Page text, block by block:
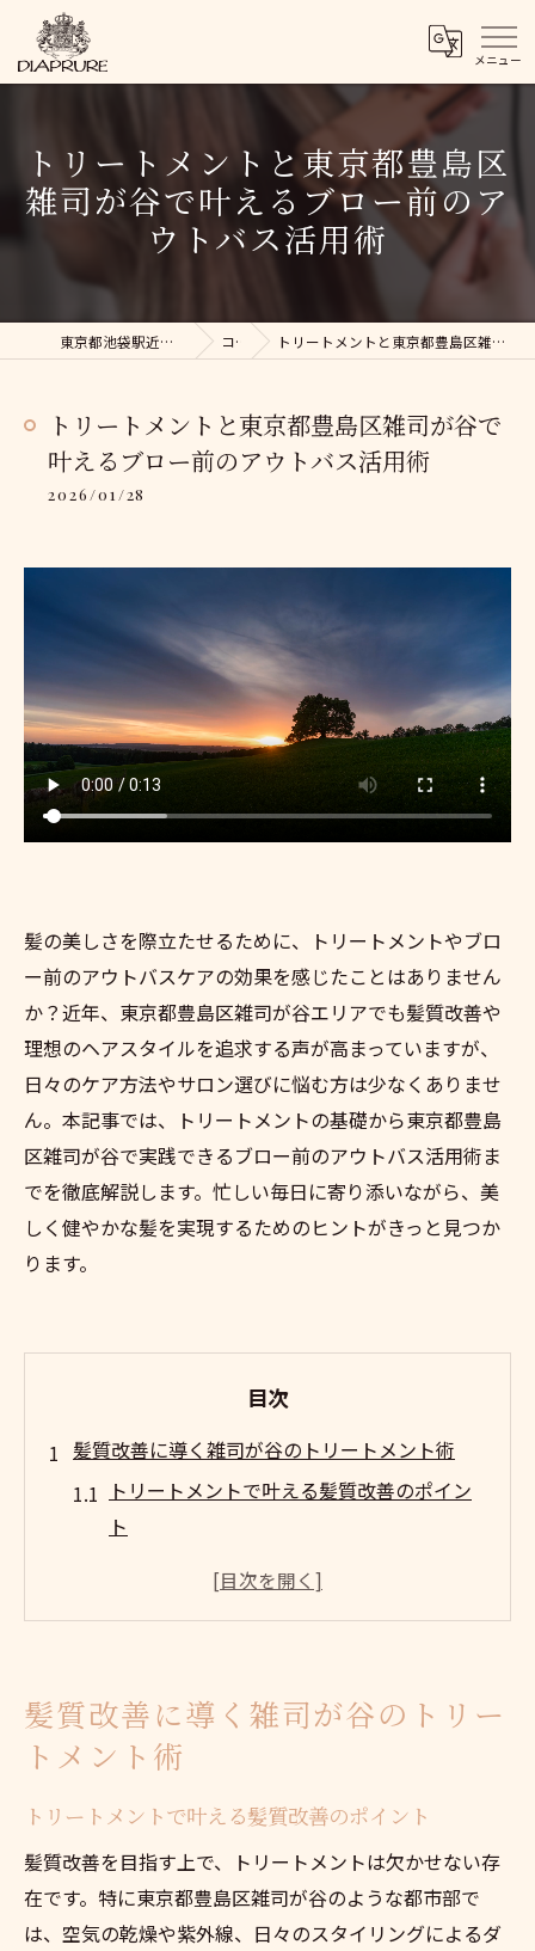
トリートメントと東京都豊島区
雑司が谷で叶えるブロー前のア
ウトバス活用術
東京都池袋駅近くの美容院ならDIAPRURE コラム トリートメントと東京都豊島区雑司が谷で叶えるブロー前のアウトバス活用術
トリートメントと東京都豊島区雑司が谷で
叶えるブロー前のアウトバス活用術
2026/01/28
髪の美しさを際立たせるために、トリートメントやブロ
ー前のアウトバスケアの効果を感じたことはありません
か？近年、東京都豊島区雑司が谷エリアでも髪質改善や
理想のヘアスタイルを追求する声が高まっていますが、
日々のケア方法やサロン選びに悩む方は少なくありませ
ん。本記事では、トリートメントの基礎から東京都豊島
区雑司が谷で実践できるブロー前のアウトバス活用術ま
でを徹底解説します。忙しい毎日に寄り添いながら、美
しく健やかな髪を実現するためのヒントがきっと見つか
ります。
目次
髪質改善に導く雑司が谷のトリートメント術
トリートメントで叶える髪質改善のポイン
ト
雑司が谷で選ぶトリートメントの特徴
ブロー前のアウトバスケアで潤いアップ
ブロー前トリートメントで潤いを守る秘訣
アウトバスケアが髪のダメージを最小限に
トリートメントと併用したいアウトバス選
び
理想の潤いを叶えるアウトバスケア方法
髪質改善に導く雑司が谷のトリー
トメント術
トリートメントで叶える髪質改善のポイント
髪質改善を目指す上で、トリートメントは欠かせない存
在です。特に東京都豊島区雑司が谷のような都市部で
は、空気の乾燥や紫外線、日々のスタイリングによるダ